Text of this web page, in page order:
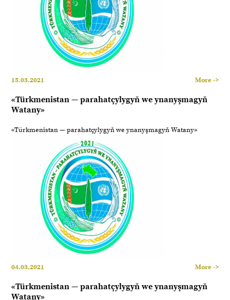
15.03.2021 More ->
«Türkmenistan — parahatçylygyň we ynanyşmagyň
Watany»
«Türkmenistan — parahatçylygyň we ynanyşmagyň Watany»
04.03.2021 More ->
«Türkmenistan — parahatçylygyň we ynanyşmagyň
Watany»